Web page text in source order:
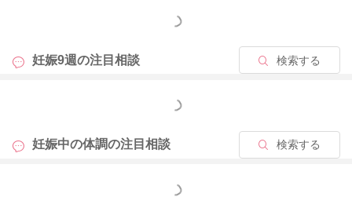
命の不思議を感じていることもあります。
安で落ち着かないと思います。
今は確かにお腹の中にいてくれていると思いますので、引き続
そして玉ねぎのスライスしたものを頭元に置いてみると、咳を
もっと見る
妊娠9週の注目相談 検索する
もっと見る
妊娠中の体調の注目相談 検索する
もっと見る